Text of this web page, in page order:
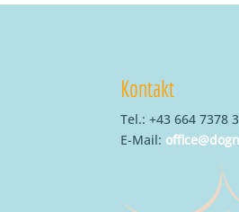
Kontakt
Tel.: +43 664 7378
E-Mail: